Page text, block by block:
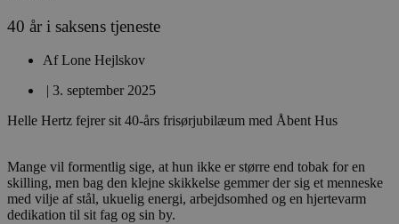
40 år i saksens tjeneste
AfLone Hejlskov
| 3. september 2025
Helle Hertz fejrer sit 40-års frisørjubilæum med Åbent Hus
Mange vil formentlig sige, at hun ikke er større end tobak for en
skilling, men bag den klejne skikkelse gemmer der sig et menneske
med vilje af stål, ukuelig energi, arbejdsomhed og en hjertevarm
dedikation til sit fag og sin by.